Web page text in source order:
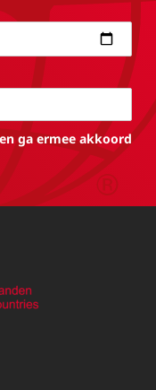
ga ermee akkoord